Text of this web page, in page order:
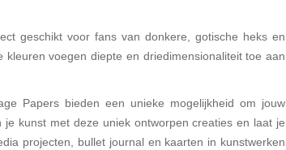
geschikt voor fans van donkere, gotische heks en
voegen diepte en driedimensionaliteit toe aan
Papers bieden een unieke mogelijkheid om jouw
kunst met deze uniek ontworpen creaties en laat je
projecten, bullet journal en kaarten in kunstwerken